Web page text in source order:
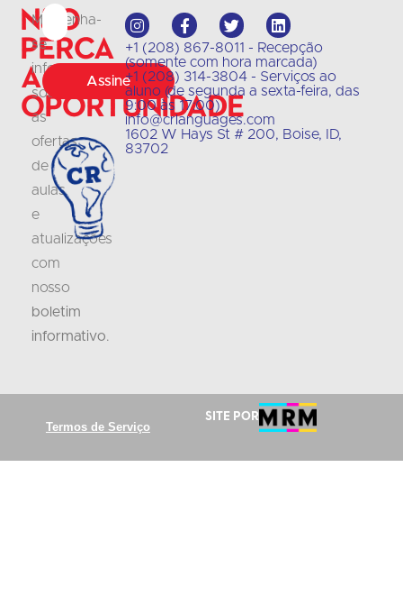
Não
perca
a
oportunidade
Mantenha-
se
informado
sobre
as
ofertas
de
aulas
e
atualizações
com
nosso
boletim
informativo.
Assine
+1 (208) 867-8011 - Recepção
(somente com hora marcada)
+1 (208) 314-3804 - Serviços ao
aluno (de segunda a sexta-feira, das
9:00 às 17:00)
info@crlanguages.com
1602 W Hays St # 200, Boise, ID,
83702
Termos de Serviço
Site por